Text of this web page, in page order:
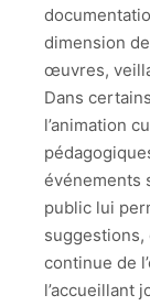
dimension
œuvres,
Dans
l’animation
événements
public lui
suggestions,
continue de
l’accueillant